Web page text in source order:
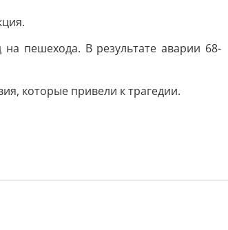
пешехода. В результате аварии 68-
которые привели к трагедии.